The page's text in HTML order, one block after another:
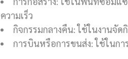
ความเร็ว
กิจกรรมกลางคืน: ใช้ในงานจั
การบินหรือการขนส่ง: ใช้ใน